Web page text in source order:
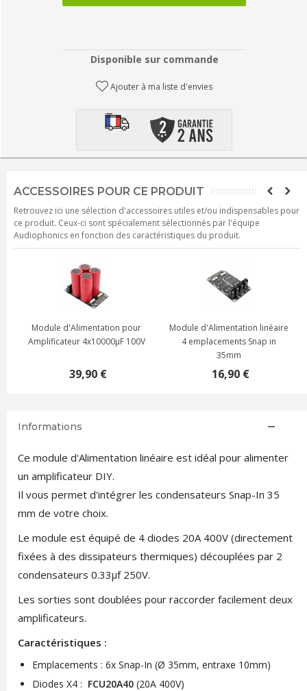
Disponible sur commande
Ajouter à ma liste d'envies
ACCESSOIRES POUR CE PRODUIT
Retrouvez ici une sélection d'accessoires utiles et/ou indispensables pour
ce produit. Ceux-ci sont spécialement sélectionnés par l'équipe
Audiophonics en fonction des caractéristiques du produit.
Module d'Alimentation pour
Amplificateur 4x10000µF 100V
39,90 €
Module d'Alimentation linéaire
4 emplacements Snap in
35mm
16,90 €
Informations
Ce module d'Alimentation linéaire est idéal pour alimenter
un amplificateur DIY.
Il vous permet d'intégrer les condensateurs Snap-In 35
mm de votre choix.
Le module est équipé de 4 diodes 20A 400V (directement
fixées à des dissipateurs thermiques) découplées par 2
condensateurs 0.33µf 250V.
Les sorties sont doublées pour raccorder facilement deux
amplificateurs.
Caractéristiques :
Emplacements : 6x Snap-In (Ø 35mm, entraxe 10mm)
Diodes X4 : FCU20A40(20A 400V)